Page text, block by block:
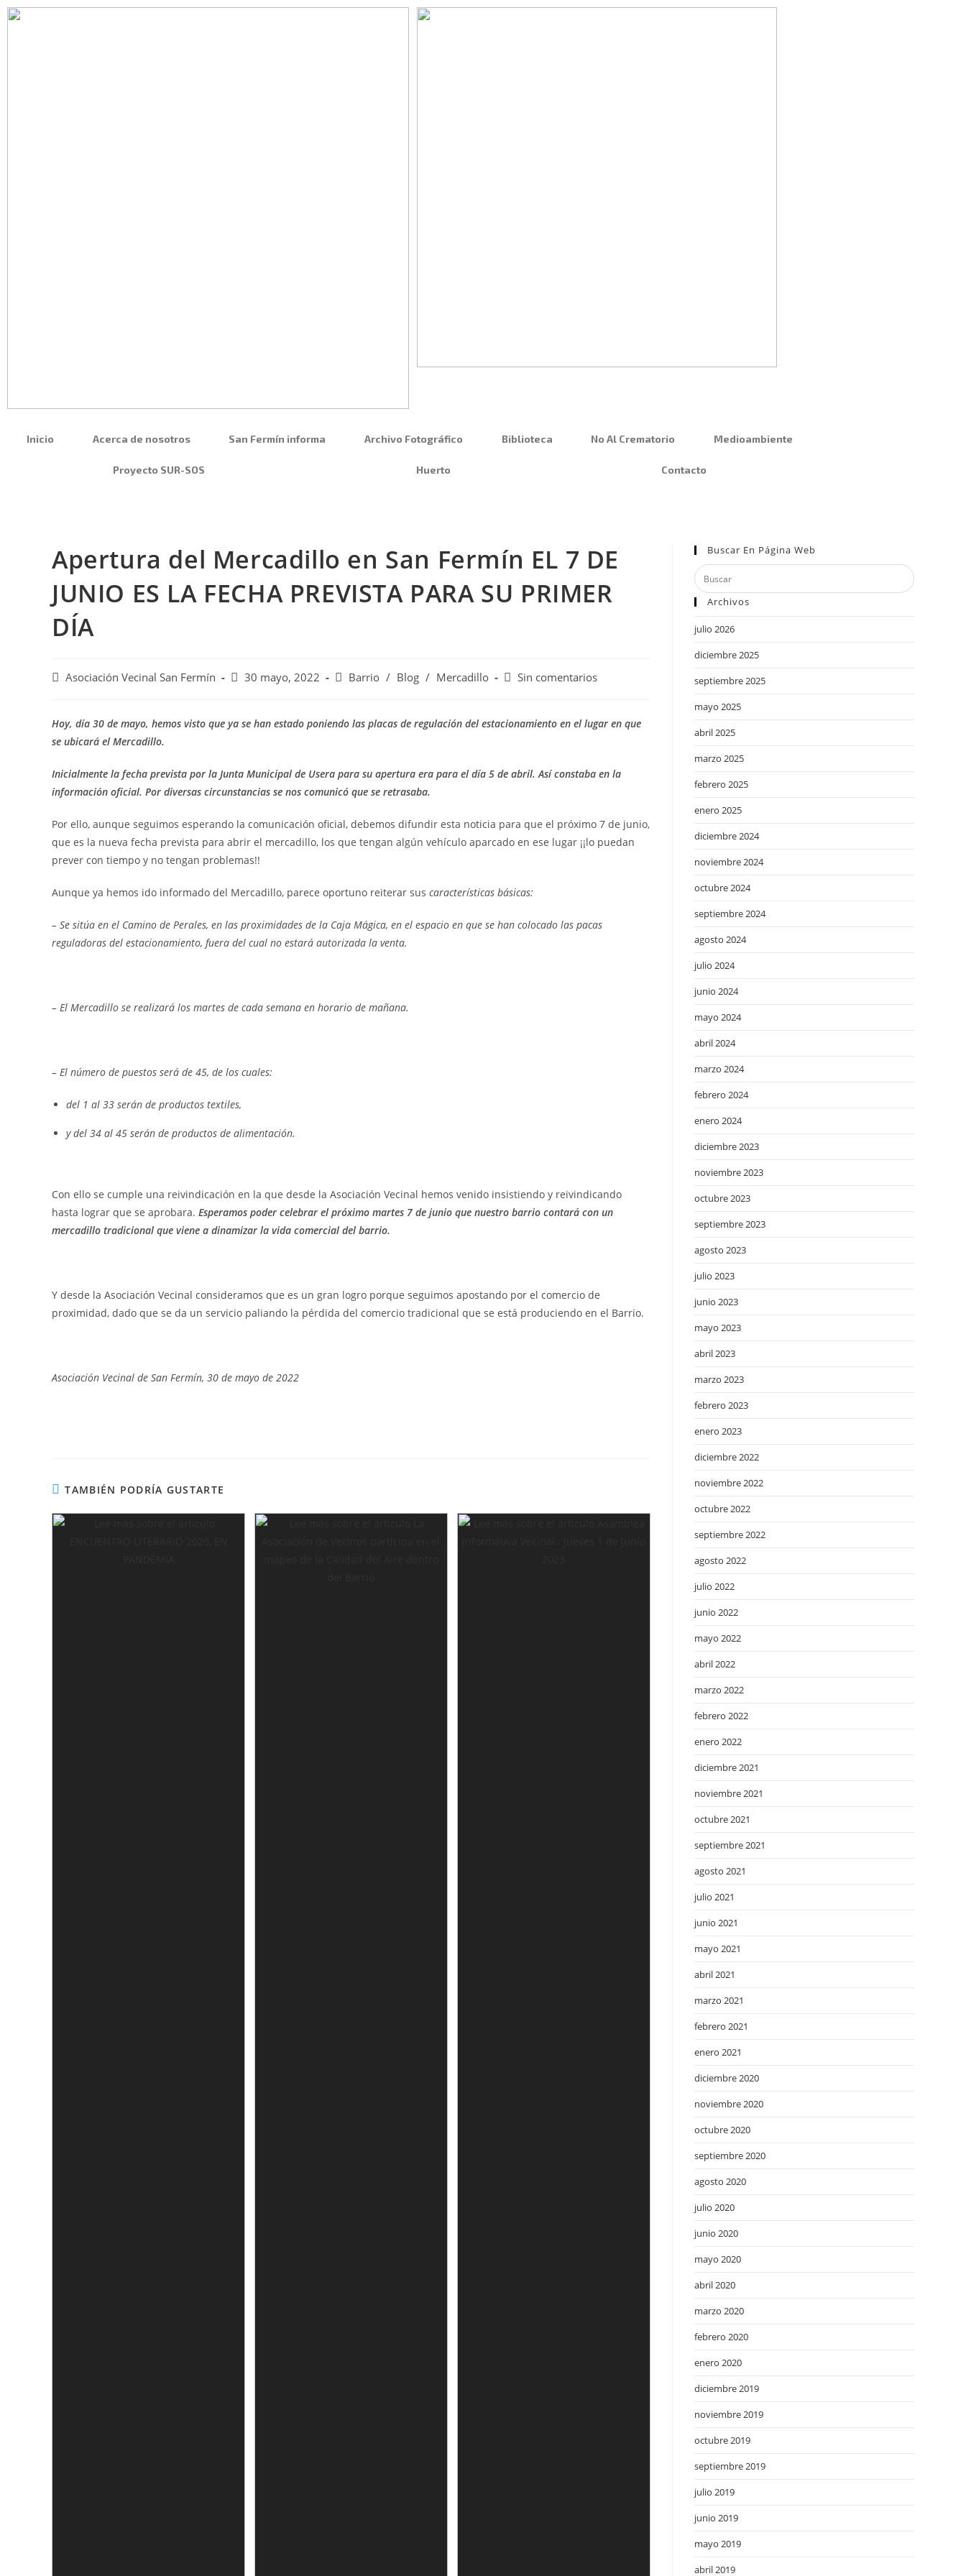
Inicio Acerca de nosotros San Fermín informa Archivo Fotográfico Biblioteca No Al Crematorio Medioambiente
Proyecto SUR-SOS Huerto Contacto
Apertura del Mercadillo en San Fermín EL 7 DE
JUNIO ES LA FECHA PREVISTA PARA SU PRIMER
DÍA
Asociación Vecinal San Fermín 30 mayo, 2022 Barrio / Blog / Mercadillo Sin comentarios
Hoy, día 30 de mayo, hemos visto que ya se han estado poniendo las placas de regulación del estacionamiento en el lugar en que
se ubicará el Mercadillo.
Inicialmente la fecha prevista por la Junta Municipal de Usera para su apertura era para el día 5 de abril. Así constaba en la
información oficial. Por diversas circunstancias se nos comunicó que se retrasaba.
Por ello, aunque seguimos esperando la comunicación oficial, debemos difundir esta noticia para que el próximo 7 de junio,
que es la nueva fecha prevista para abrir el mercadillo, los que tengan algún vehículo aparcado en ese lugar ¡¡lo puedan
prever con tiempo y no tengan problemas!!
Aunque ya hemos ido informado del Mercadillo, parece oportuno reiterar sus características básicas:
– Se sitúa en el Camino de Perales, en las proximidades de la Caja Mágica, en el espacio en que se han colocado las pacas
reguladoras del estacionamiento, fuera del cual no estará autorizada la venta.
– El Mercadillo se realizará los martes de cada semana en horario de mañana.
– El número de puestos será de 45, de los cuales:
del 1 al 33 serán de productos textiles,
y del 34 al 45 serán de productos de alimentación.
Con ello se cumple una reivindicación en la que desde la Asociación Vecinal hemos venido insistiendo y reivindicando
hasta lograr que se aprobara. Esperamos poder celebrar el próximo martes 7 de junio que nuestro barrio contará con un
mercadillo tradicional que viene a dinamizar la vida comercial del barrio.
Y desde la Asociación Vecinal consideramos que es un gran logro porque seguimos apostando por el comercio de
proximidad, dado que se da un servicio paliando la pérdida del comercio tradicional que se está produciendo en el Barrio.
Asociación Vecinal de San Fermín, 30 de mayo de 2022
TAMBIÉN PODRÍA GUSTARTE
Buscar En Página Web
Archivos
julio 2026
diciembre 2025
septiembre 2025
mayo 2025
abril 2025
marzo 2025
febrero 2025
enero 2025
diciembre 2024
noviembre 2024
octubre 2024
septiembre 2024
agosto 2024
julio 2024
junio 2024
mayo 2024
abril 2024
marzo 2024
febrero 2024
enero 2024
diciembre 2023
noviembre 2023
octubre 2023
septiembre 2023
agosto 2023
julio 2023
junio 2023
mayo 2023
abril 2023
marzo 2023
febrero 2023
enero 2023
diciembre 2022
noviembre 2022
octubre 2022
septiembre 2022
agosto 2022
julio 2022
junio 2022
mayo 2022
abril 2022
marzo 2022
febrero 2022
enero 2022
diciembre 2021
noviembre 2021
octubre 2021
septiembre 2021
agosto 2021
julio 2021
junio 2021
mayo 2021
abril 2021
marzo 2021
febrero 2021
enero 2021
diciembre 2020
noviembre 2020
octubre 2020
septiembre 2020
agosto 2020
julio 2020
junio 2020
mayo 2020
abril 2020
marzo 2020
febrero 2020
enero 2020
diciembre 2019
noviembre 2019
octubre 2019
septiembre 2019
julio 2019
junio 2019
mayo 2019
abril 2019